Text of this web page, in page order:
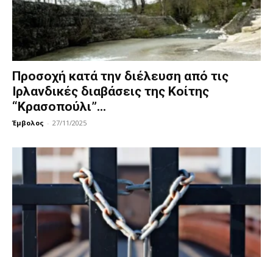
Προσοχή κατά την διέλευση από τις
Ιρλανδικές διαβάσεις της Κοίτης
“Κρασοπούλι”...
Έμβολος - 27/11/2025